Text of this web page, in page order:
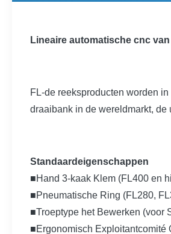
Lineaire automatische cnc
FL-de reeksproducten worden
draaibank in de wereldmarkt,
Standaardeigenschappen
■Hand 3-kaak Klem (FL400 en
■Pneumatische Ring (FL280,
■Troeptype het Bewerken (voor
■Ergonomisch Exploitantcomité